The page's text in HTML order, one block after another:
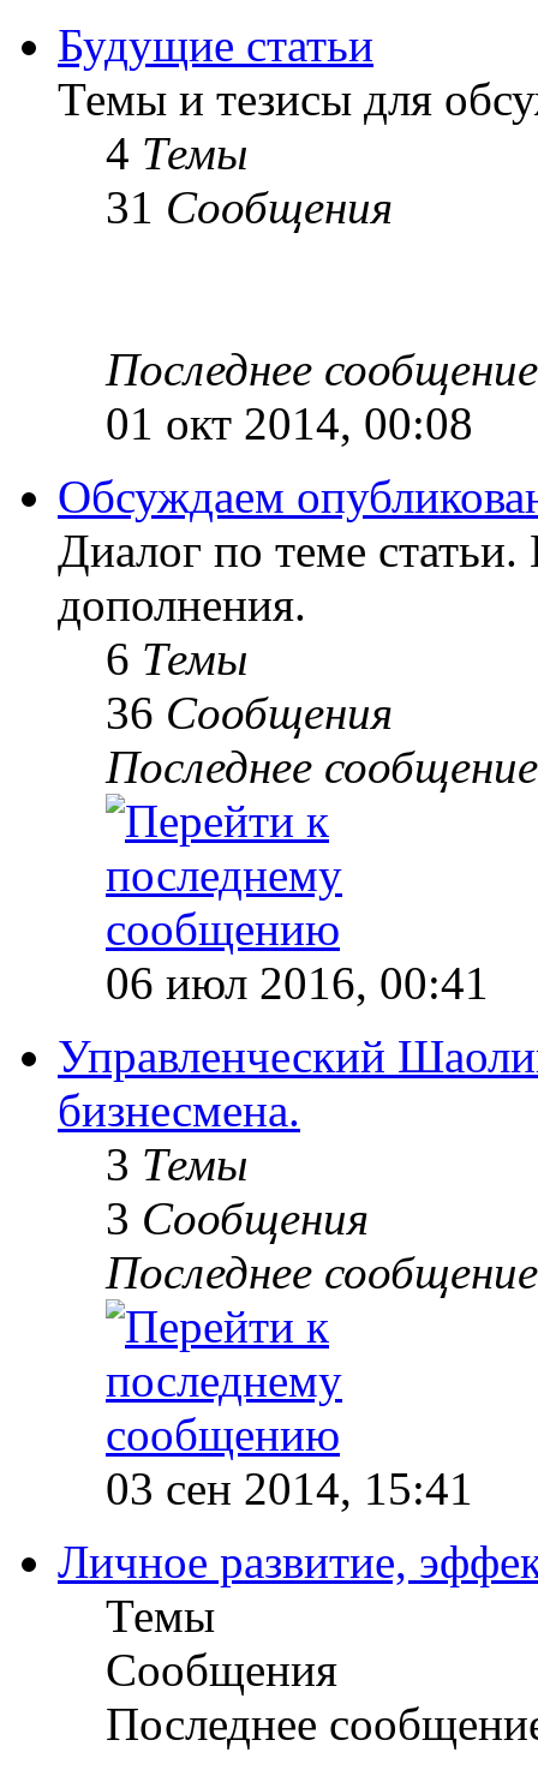
Будущие статьи
Темы и тезисы для
4 Темы
31 Сообщения
Последнее сообщение
01 окт 2014, 00:08
Обсуждаем
Диалог по теме
дополнения.
6 Темы
36 Сообщения
Последнее сообщение
06 июл 2016, 00:41
Управленческий
бизнесмена.
3 Темы
3 Сообщения
Последнее сообщение
03 сен 2014, 15:41
Личное развитие,
Темы
Сообщения
Последнее